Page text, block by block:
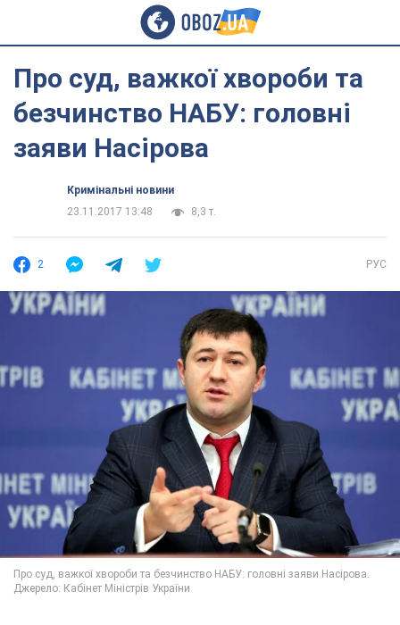
Про суд, важкої хвороби та
безчинство НАБУ: головні
заяви Насірова
Кримінальні новини
23.11.2017 13:48
8,3 т.
2 РУС